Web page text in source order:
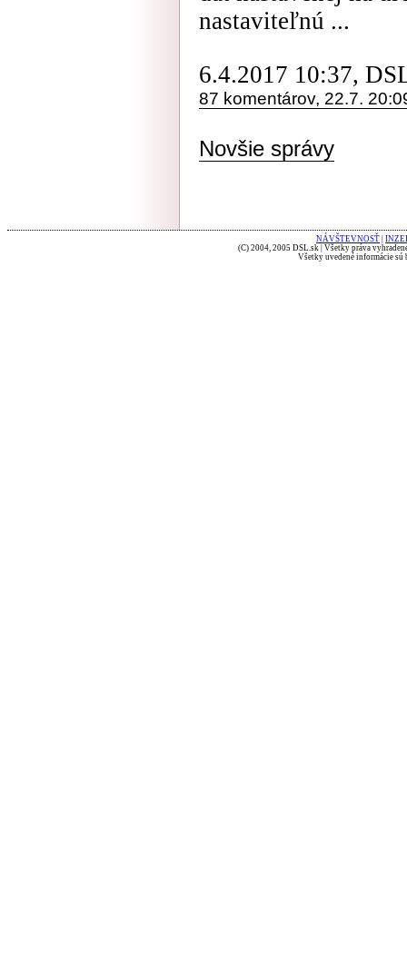
nastaviteľnú ...
6.4.2017 10:37,
87 komentárov, 22.7.
Novšie správy
NÁVŠTEVNOSŤ
(C) 2004, 2005 DSL.sk | Všetky práva
Všetky uvedené informácie sú